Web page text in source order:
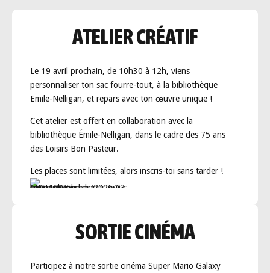
ATELIER CRÉATIF
Le 19 avril prochain, de 10h30 à 12h, viens
personnaliser ton sac fourre-tout, à la bibliothèque
Emile-Nelligan, et repars avec ton œuvre unique !
Cet atelier est offert en collaboration avec la
bibliothèque Émile-Nelligan, dans le cadre des 75 ans
des Loisirs Bon Pasteur.
Les places sont limitées, alors inscris-toi sans tarder !
SORTIE CINÉMA
Participez à notre sortie cinéma Super Mario Galaxy